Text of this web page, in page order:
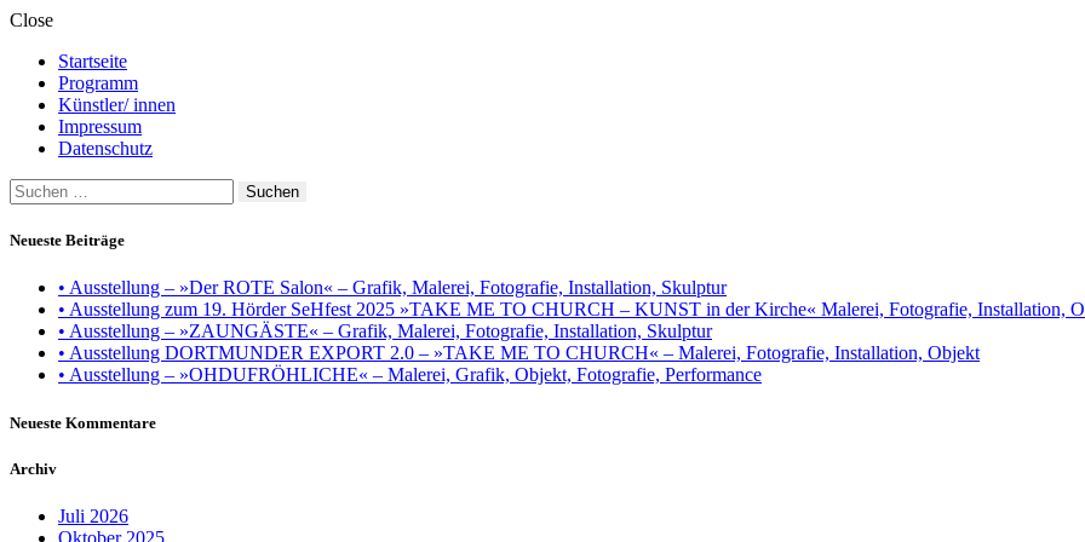
Close
Startseite
Programm
Künstler/ innen
Impressum
Datenschutz
Suchen
nach:
Neueste Beiträge
• Ausstellung – »Der ROTE Salon« – Grafik, Malerei, Fotografie, Installation, Skulptur
• Ausstellung zum 19. Hörder SeHfest 2025 »TAKE ME TO CHURCH – KUNST in der Kirche« Malerei, Fotografie, Installation,
• Ausstellung – »ZAUNGÄSTE« – Grafik, Malerei, Fotografie, Installation, Skulptur
• Ausstellung DORTMUNDER EXPORT 2.0 – »TAKE ME TO CHURCH« – Malerei, Fotografie, Installation, Objekt
• Ausstellung – »OHDUFRÖHLICHE« – Malerei, Grafik, Objekt, Fotografie, Performance
Neueste Kommentare
Archiv
Juli 2026
Oktober 2025